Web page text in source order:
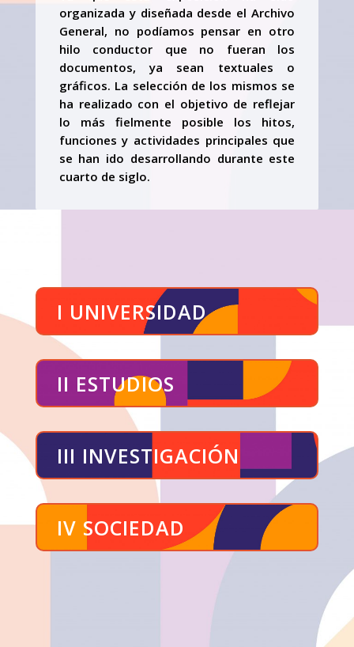
organizada y diseñada desde el Archivo
General, no podíamos pensar en otro
hilo conductor que no fueran los
documentos, ya sean textuales o
gráficos. La selección de los mismos se
ha realizado con el objetivo de reflejar
lo más fielmente posible los hitos,
funciones y actividades principales que
se han ido desarrollando durante este
cuarto de siglo.
I UNIVERSIDAD
II ESTUDIOS
III INVESTIGACIÓN
IV SOCIEDAD